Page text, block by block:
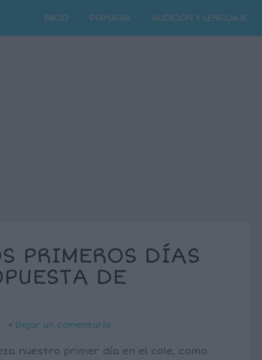
INICIO PRIMARIA AUDICIÓN Y LENGUAJE
PRIMEROS DÍAS
DE
Dejar un comentario
nuestro primer día en el cole, como